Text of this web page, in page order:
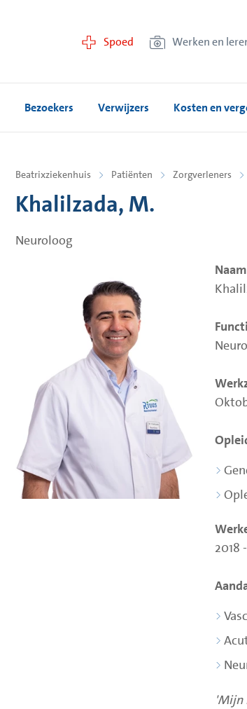
Spoed Werken en
Bezoekers Verwijzers Kosten en
Beatrixziekenhuis Patiënten Zorgverleners
Khalilzada, M.
Neuroloog
Naam
2018
'Mijn